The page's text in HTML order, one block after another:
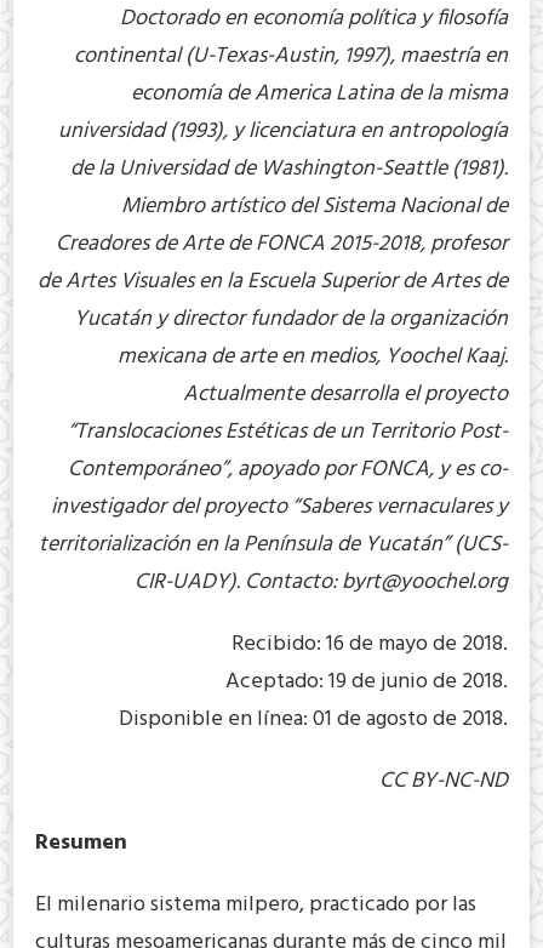
Doctorado en economía política y filosofía
continental (U-Texas-Austin, 1997), maestría en
economía de America Latina de la misma
universidad (1993), y licenciatura en antropología
de la Universidad de Washington-Seattle (1981).
Miembro artístico del Sistema Nacional de
Creadores de Arte de FONCA 2015-2018, profesor
de Artes Visuales en la Escuela Superior de Artes de
Yucatán y director fundador de la organización
mexicana de arte en medios, Yoochel Kaaj.
Actualmente desarrolla el proyecto
“Translocaciones Estéticas de un Territorio Post-
Contemporáneo”, apoyado por FONCA, y es co-
investigador del proyecto “Saberes vernaculares y
territorialización en la Península de Yucatán” (UCS-
CIR-UADY). Contacto:byrt@yoochel.org
Recibido: 16 de mayo de 2018.
Aceptado: 19 de junio de 2018.
Disponible en línea: 01 de agosto de 2018.
CC BY-NC-ND
Resumen
El milenario sistema milpero, practicado por las